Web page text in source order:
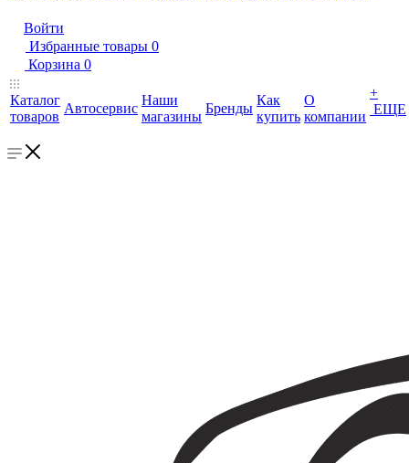
Войти
Избранные товары 0
Корзина 0
Каталог
товаров
Автосервис
Наши
магазины
Бренды
Как
купить
О
компании
+
ЕЩЕ